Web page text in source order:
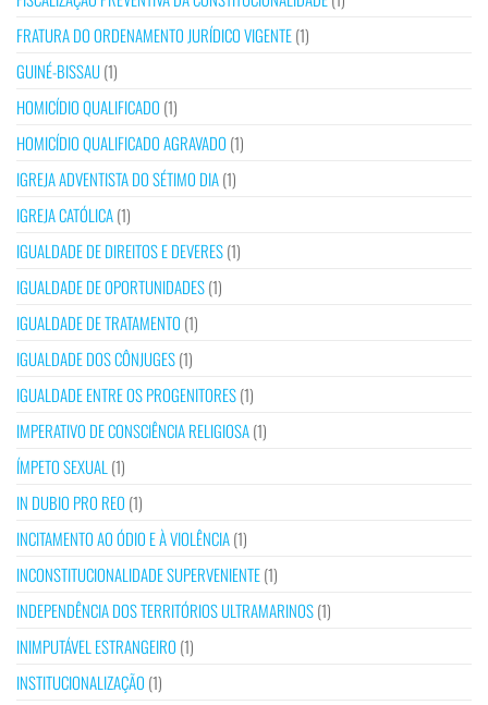
FRATURA DO ORDENAMENTO JURÍDICO VIGENTE(1)
GUINÉ-BISSAU(1)
HOMICÍDIO QUALIFICADO (1)
HOMICÍDIO QUALIFICADO AGRAVADO (1)
IGREJA ADVENTISTA DO SÉTIMO DIA(1)
IGREJA CATÓLICA(1)
IGUALDADE DE DIREITOS E DEVERES(1)
IGUALDADE DE OPORTUNIDADES(1)
IGUALDADE DE TRATAMENTO (1)
IGUALDADE DOS CÔNJUGES(1)
IGUALDADE ENTRE OS PROGENITORES(1)
IMPERATIVO DE CONSCIÊNCIA RELIGIOSA(1)
ÍMPETO SEXUAL(1)
IN DUBIO PRO REO (1)
INCITAMENTO AO ÓDIO E À VIOLÊNCIA(1)
INCONSTITUCIONALIDADE SUPERVENIENTE(1)
INDEPENDÊNCIA DOS TERRITÓRIOS ULTRAMARINOS(1)
INIMPUTÁVEL ESTRANGEIRO (1)
INSTITUCIONALIZAÇÃO (1)